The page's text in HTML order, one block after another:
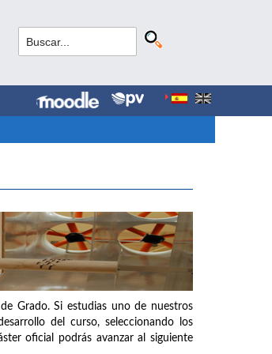
Grado. Si estudias uno de nuestros
del curso, seleccionando los
oficial podrás avanzar al siguiente